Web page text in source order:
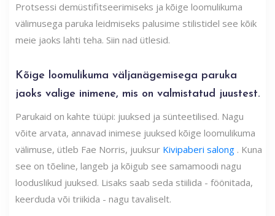
Protsessi demüstifitseerimiseks ja kõige loomulikuma
välimusega paruka leidmiseks palusime stilistidel see kõik
meie jaoks lahti teha. Siin nad ütlesid.
Kõige loomulikuma väljanägemisega paruka
jaoks valige inimene, mis on valmistatud juustest.
Parukaid on kahte tüüpi: juuksed ja sünteetilised. Nagu
võite arvata, annavad inimese juuksed kõige loomulikuma
välimuse, ütleb Fae Norris, juuksur Kivipaberi salong . Kuna
see on tõeline, langeb ja kõigub see samamoodi nagu
looduslikud juuksed. Lisaks saab seda stiilida - föönitada,
keerduda või triikida - nagu tavaliselt.